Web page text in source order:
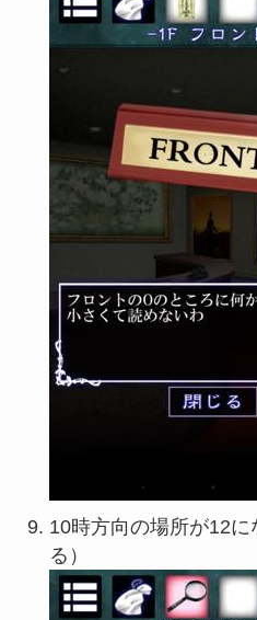
10時方向の場所が12
る）